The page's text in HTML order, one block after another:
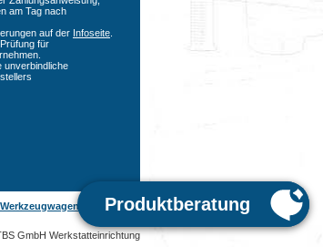
am Tag nach
auf der Infoseite
für
unverbindliche
GmbH Werkstatteinrichtung